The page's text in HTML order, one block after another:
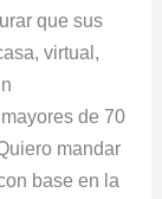
que sus
virtual,
de 70
mandar
base en la